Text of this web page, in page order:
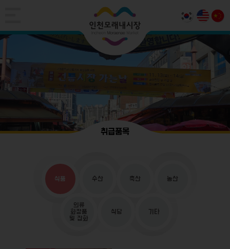
취급품목
식품 수산 축산 농산
의류
화장품
및 잡화
식당 기타